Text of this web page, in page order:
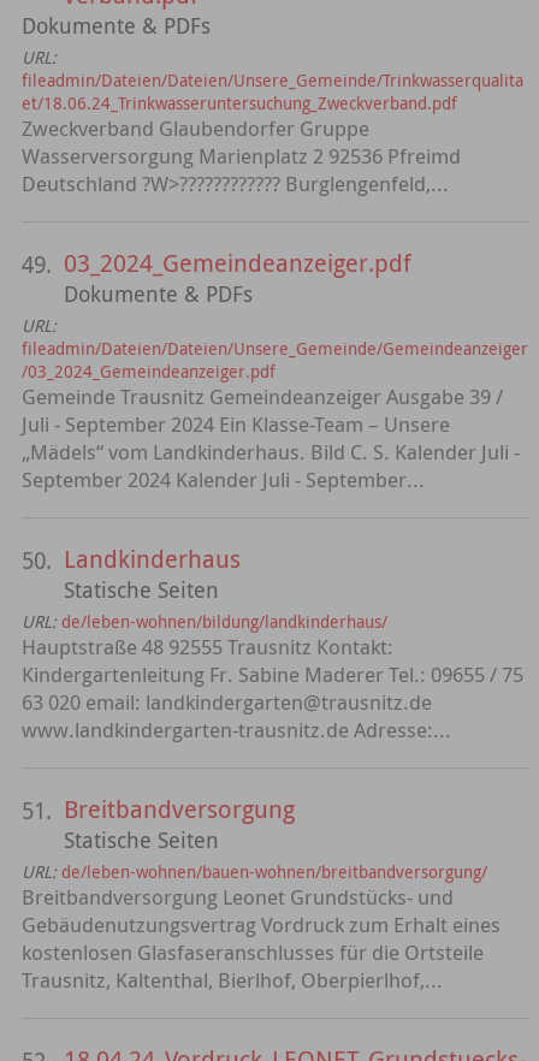
Dokumente & PDFs
URL:
fileadmin/Dateien/Dateien/Unsere_Gemeinde/Trinkwasserqualita
et/18.06.24_Trinkwasseruntersuchung_Zweckverband.pdf
Zweckverband Glaubendorfer Gruppe
Wasserversorgung Marienplatz 2 92536 Pfreimd
Deutschland ?W>???????????? Burglengenfeld,...
49. 03_2024_Gemeindeanzeiger.pdf
Dokumente & PDFs
URL:
fileadmin/Dateien/Dateien/Unsere_Gemeinde/Gemeindeanzeiger
/03_2024_Gemeindeanzeiger.pdf
Gemeinde Trausnitz Gemeindeanzeiger Ausgabe 39 /
Juli - September 2024 Ein Klasse-Team – Unsere
„Mädels“ vom Landkinderhaus. Bild C. S. Kalender Juli -
September 2024 Kalender Juli - September...
50. Landkinderhaus
Statische Seiten
URL: de/leben-wohnen/bildung/landkinderhaus/
Hauptstraße 48 92555 Trausnitz Kontakt:
Kindergartenleitung Fr. Sabine Maderer Tel.: 09655 / 75
63 020 email: landkindergarten@trausnitz.de
www.landkindergarten-trausnitz.de Adresse:...
51. Breitbandversorgung
Statische Seiten
URL: de/leben-wohnen/bauen-wohnen/breitbandversorgung/
Breitbandversorgung Leonet Grundstücks- und
Gebäudenutzungsvertrag Vordruck zum Erhalt eines
kostenlosen Glasfaseranschlusses für die Ortsteile
Trausnitz, Kaltenthal, Bierlhof, Oberpierlhof,...